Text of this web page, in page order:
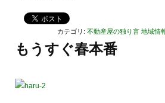
カテゴリ: 不動産屋の独り言 地域情
もうすぐ春本番